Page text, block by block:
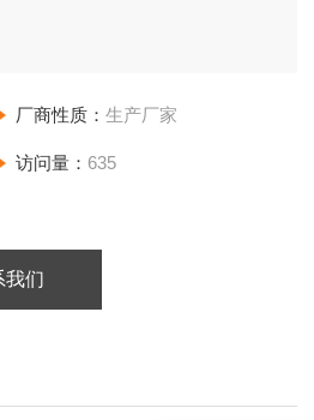
厂商性质： 生产厂家
访问量： 635
我们